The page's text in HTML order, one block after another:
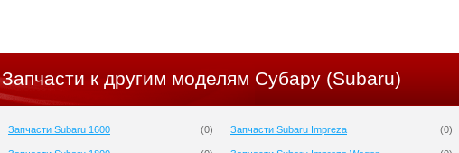
Запчасти к другим моделям Субару (Subaru)
Запчасти Subaru 1600 (0) Запчасти Subaru Impreza (0)